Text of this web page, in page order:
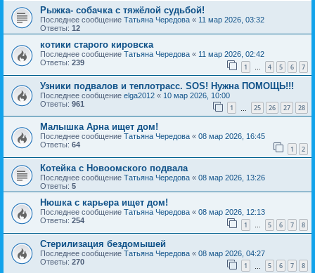
Рыжка- собачка с тяжёлой судьбой!
Последнее сообщение Татьяна Чередова « 11 мар 2026, 03:32
Ответы: 12
котики старого кировска
Последнее сообщение Татьяна Чередова « 11 мар 2026, 02:42
Ответы: 239 1 … 4 5 6 7
Узники подвалов и теплотрасс. SOS! Нужна ПОМОЩЬ!!!
Последнее сообщение elga2012 « 10 мар 2026, 10:00
Ответы: 961 1 25 26 27 28
Малышка Арна ищет дом!
Последнее сообщение Татьяна Чередова « 08 мар 2026, 16:45
Ответы: 64 1 2
Котейка с Новоомского подвала
Последнее сообщение Татьяна Чередова « 08 мар 2026, 13:26
Ответы: 5
Нюшка с карьера ищет дом!
Последнее сообщение Татьяна Чередова « 08 мар 2026, 12:13
Ответы: 254 1 … 5 6 7 8
Стерилизация бездомышей
Последнее сообщение Татьяна Чередова « 08 мар 2026, 04:27
Ответы: 270 1 5 6 7 8